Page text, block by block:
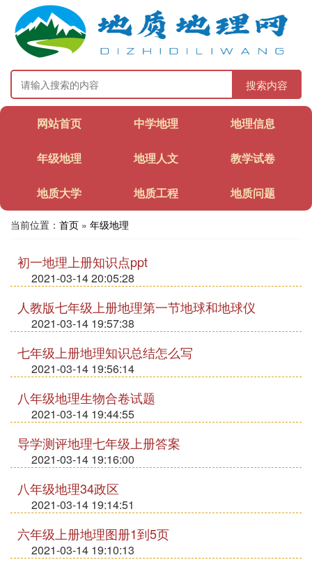
搜索内容
网站首页 中学地理 地理信息
年级地理 地理人文 教学试卷
地质大学 地质工程 地质问题
当前位置： 首页 » 年级地理
初一地理上册知识点ppt
2021-03-14 20:05:28
人教版七年级上册地理第一节地球和地球仪
2021-03-14 19:57:38
七年级上册地理知识总结怎么写
2021-03-14 19:56:14
八年级地理生物合卷试题
2021-03-14 19:44:55
导学测评地理七年级上册答案
2021-03-14 19:16:00
八年级地理34政区
2021-03-14 19:14:51
六年级上册地理图册1到5页
2021-03-14 19:10:13